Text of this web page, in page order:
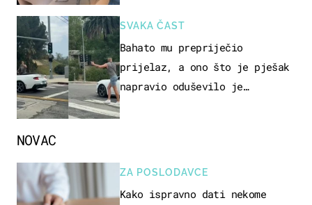
SVAKA ČAST
Bahato mu prepriječio
prijelaz, a ono što je pješak
napravio oduševilo je
NOVAC
ZA POSLODAVCE
Kako ispravno dati nekome